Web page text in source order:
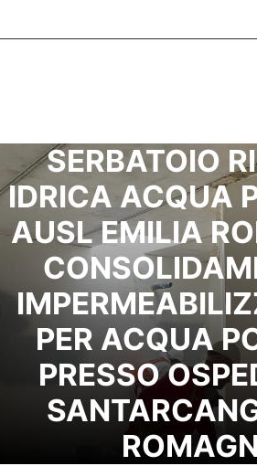
SERBATOIO
IDRICA ACQUA
AUSL EMILIA
PER ACQUA
PRESSO